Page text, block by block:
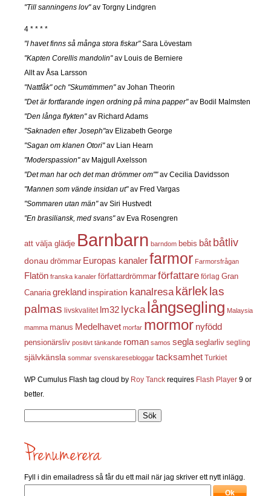
"Till sanningens lov"av Torgny Lindgren
4 * * * *
"I havet finns så många stora fiskar"Sara Lövestam
"Kapten Corellis mandolin"av Louis de Berniere
Allt av Åsa Larsson
"Nattfåk" och "Skumtimmen"av Johan Theorin
"Det är fortfarande ingen ordning på mina papper"av Bodil Malmsten
"Den långa flykten"av Richard Adams
"Saknaden efter Joseph"av Elizabeth George
"Sagan om klanen Otori"av Lian Hearn
"Moderspassion"av Majgull Axelsson
"Det man har och det man drömmer om""av Cecilia Davidsson
"Mannen som vände insidan ut"av Fred Vargas
"Sommaren utan män"av Siri Hustvedt
"En brasiliansk, med svans"av Eva Rosengren
att välja glädje Barnbarn barndom bebis båt båtliv
donau drömmar Europas kanalerfarmor Farmorsfrågan
Flatön franska kanaler författardrömmar författare förlag Gran
Canaria grekland inspiration kanalresa kärlek las
palmas livskvalitet lm32 lycka långsegling Malaysia
mamma manus Medelhavet morfar mormor nyfödd
pensionärsliv positivt tänkande roman samos segla seglarliv segling
självkänsla sommar svenskaresebloggar tacksamhet Turkiet
WP Cumulus Flash tag cloud by Roy Tanck requires Flash Player 9 or
better.
Fyll i din emailadress så får du ett mail när jag skriver ett nytt inlägg.